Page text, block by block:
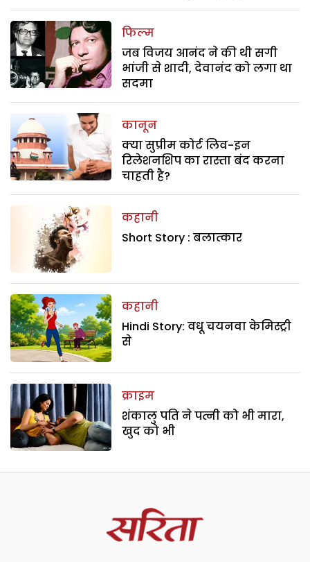
फिल्म
जब विजय आनंद ने की थी सगी
भांजी से शादी, देवानंद को लगा था
सदमा
कानून
क्या सुप्रीम कोर्ट लिव-इन
रिलेशनशिप का रास्ता बंद करना
चाहती है?
कहानी
Short Story : बलात्कार
कहानी
Hindi Story: वधू चयनवा केमिस्ट्री
से
क्राइम
शंकालु पति ने पत्नी को भी मारा,
खुद को भी